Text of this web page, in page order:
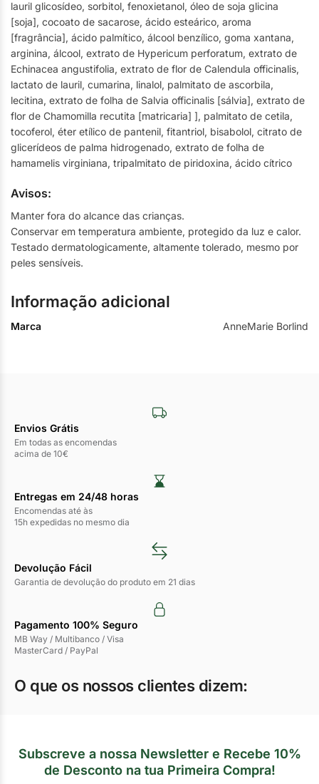
lauril glicosídeo, sorbitol, fenoxietanol, óleo de soja glicina
[soja], cocoato de sacarose, ácido esteárico, aroma
[fragrância], ácido palmítico, álcool benzílico, goma xantana,
arginina, álcool, extrato de Hypericum perforatum, extrato de
Echinacea angustifolia, extrato de flor de Calendula officinalis,
lactato de lauril, cumarina, linalol, palmitato de ascorbila,
lecitina, extrato de folha de Salvia officinalis [sálvia], extrato de
flor de Chamomilla recutita [matricaria] ], palmitato de cetila,
tocoferol, éter etílico de pantenil, fitantriol, bisabolol, citrato de
glicerídeos de palma hidrogenado, extrato de folha de
hamamelis virginiana, tripalmitato de piridoxina, ácido cítrico
Avisos:
Manter fora do alcance das crianças.
Conservar em temperatura ambiente, protegido da luz e calor.
Testado dermatologicamente, altamente tolerado, mesmo por
peles sensíveis.
Informação adicional
Marca AnneMarie Borlind
Envios Grátis
Em todas as encomendas
acima de 10€
Entregas em 24/48 horas​
Encomendas até às
15h expedidas no mesmo dia
Devolução Fácil
Garantia de devolução do produto em 21 dias
Pagamento 100% Seguro
MB Way / Multibanco / Visa
MasterCard / PayPal
O que os nossos clientes dizem:
Subscreve a nossa Newsletter e Recebe 10%
de Desconto na tua Primeira Compra!